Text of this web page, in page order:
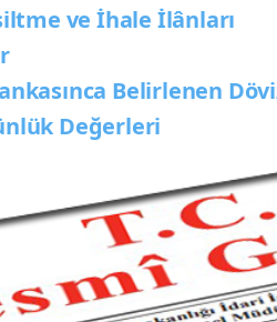
ve İhale İlânları
Belirlenen
Değerleri